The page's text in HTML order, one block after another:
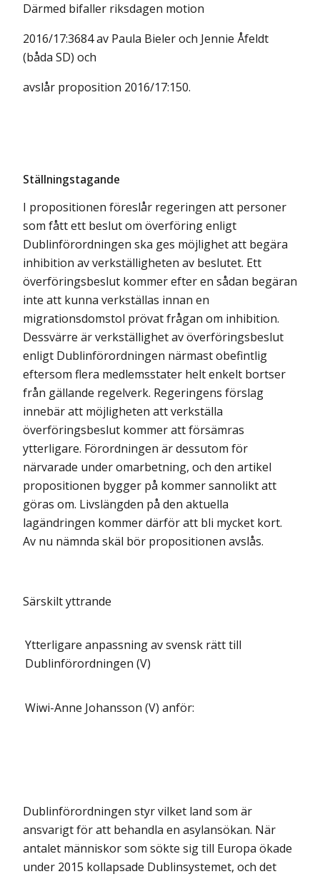
Därmed bifaller riksdagen motion
2016/17:3684 av Paula Bieler och Jennie Åfeldt
(båda SD) och
avslår proposition 2016/17:150.
Ställningstagande
I propositionen föreslår regeringen att personer
som fått ett beslut om överföring enligt
Dublinförordningen ska ges möjlighet att begära
inhibition av verkställigheten av beslutet. Ett
överföringsbeslut kommer efter en sådan begäran
inte att kunna verkställas innan en
migrationsdomstol prövat frågan om inhibition.
Dessvärre är verkställighet av överföringsbeslut
enligt Dublinförordningen närmast obefintlig
eftersom flera medlemsstater helt enkelt bortser
från gällande regelverk. Regeringens förslag
innebär att möjligheten att verkställa
överföringsbeslut kommer att försämras
ytterligare. Förordningen är dessutom för
närvarade under omarbetning, och den artikel
propositionen bygger på kommer sannolikt att
göras om. Livslängden på den aktuella
lagändringen kommer därför att bli mycket kort.
Av nu nämnda skäl bör propositionen avslås.
Särskilt yttrande
Ytterligare anpassning av svensk rätt till
Dublinförordningen (V)
Wiwi-Anne Johansson (V) anför:
Dublinförordningen styr vilket land som är
ansvarigt för att behandla en asylansökan. När
antalet människor som sökte sig till Europa ökade
under 2015 kollapsade Dublinsystemet, och det